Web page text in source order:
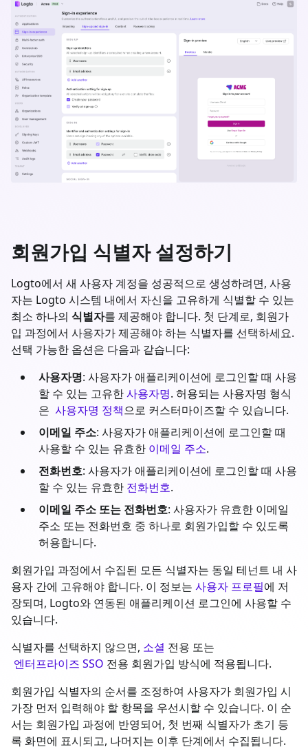
회원가입 식별자 설정하기
Logto에서 새 사용자 계정을 성공적으로 생성하려면, 사용
자는 Logto 시스템 내에서 자신을 고유하게 식별할 수 있는
최소 하나의 식별자를 제공해야 합니다. 첫 단계로, 회원가
입 과정에서 사용자가 제공해야 하는 식별자를 선택하세요.
선택 가능한 옵션은 다음과 같습니다:
사용자명: 사용자가 애플리케이션에 로그인할 때 사용
할 수 있는 고유한사용자명. 허용되는 사용자명 형식
은 사용자명 정책으로 커스터마이즈할 수 있습니다.
이메일 주소: 사용자가 애플리케이션에 로그인할 때
사용할 수 있는 유효한 이메일 주소.
전화번호: 사용자가 애플리케이션에 로그인할 때 사용
할 수 있는 유효한 전화번호.
이메일 주소 또는 전화번호: 사용자가 유효한 이메일
주소 또는 전화번호 중 하나로 회원가입할 수 있도록
허용합니다.
회원가입 과정에서 수집된 모든 식별자는 동일 테넌트 내 사
용자 간에 고유해야 합니다. 이 정보는 사용자 프로필에 저
장되며, Logto와 연동된 애플리케이션 로그인에 사용할 수
있습니다.
식별자를 선택하지 않으면, 소셜 전용 또는
엔터프라이즈 SSO 전용 회원가입 방식에 적용됩니다.
회원가입 식별자의 순서를 조정하여 사용자가 회원가입 시
가장 먼저 입력해야 할 항목을 우선시할 수 있습니다. 이 순
서는 회원가입 과정에 반영되어, 첫 번째 식별자가 초기 등
록 화면에 표시되고, 나머지는 이후 단계에서 수집됩니다.